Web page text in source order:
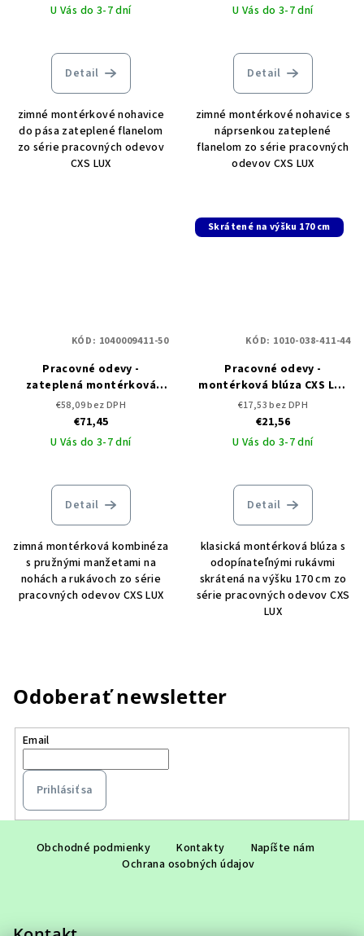
U Vás do 3-7 dní
Detail
zimné montérkové nohavice
do pása zateplené flanelom
zo série pracovných odevov
CXS LUX
U Vás do 3-7 dní
Detail
zimné montérkové nohavice s
náprsenkou zateplené
flanelom zo série pracovných
odevov CXS LUX
Pracovné odevy -
zateplená montérková
kombinéza CXS LUX ALASKA
€58,09 bez DPH
€71,45
U Vás do 3-7 dní
Detail
zimná montérková kombinéza
s pružnými manžetami na
nohách a rukávoch zo série
pracovných odevov CXS LUX
KÓD: 1040009411-50
Skrátené na výšku 170 cm
Pracovné odevy -
montérková blúza CXS LUX
EDA 2v1 - skrátená
€17,53 bez DPH
€21,56
U Vás do 3-7 dní
Detail
klasická montérková blúza s
odopínateľnými rukávmi
skrátená na výšku 170 cm zo
série pracovných odevov CXS
LUX
KÓD: 1010-038-411-44
Odoberať newsletter
Email
Prihlásiť sa
Obchodné podmienky Kontakty
Napíšte nám
Ochrana osobných údajov